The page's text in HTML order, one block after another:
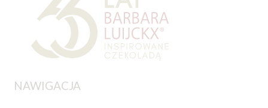
NAWIGACJA